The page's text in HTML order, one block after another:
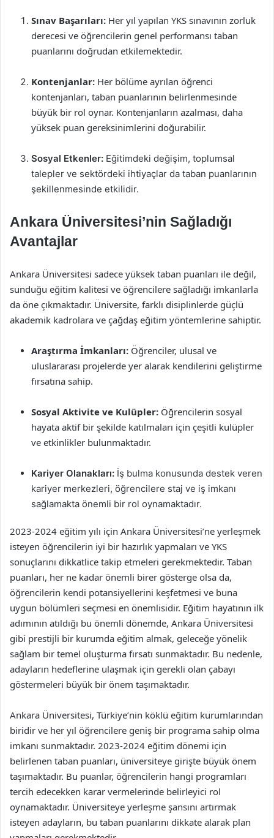
Sınav Başarıları: Her yıl yapılan YKS sınavının zorluk
derecesi ve öğrencilerin genel performansı taban
puanlarını doğrudan etkilemektedir.
Kontenjanlar: Her bölüme ayrılan öğrenci
kontenjanları, taban puanlarının belirlenmesinde
büyük bir rol oynar. Kontenjanların azalması, daha
yüksek puan gereksinimlerini doğurabilir.
Sosyal Etkenler: Eğitimdeki değişim, toplumsal
talepler ve sektördeki ihtiyaçlar da taban puanlarının
şekillenmesinde etkilidir.
Ankara Üniversitesi’nin Sağladığı
Avantajlar
Ankara Üniversitesi sadece yüksek taban puanları ile değil,
sunduğu eğitim kalitesi ve öğrencilere sağladığı imkanlarla
da öne çıkmaktadır. Üniversite, farklı disiplinlerde güçlü
akademik kadrolara ve çağdaş eğitim yöntemlerine sahiptir.
Araştırma İmkanları: Öğrenciler, ulusal ve
uluslararası projelerde yer alarak kendilerini geliştirme
fırsatına sahip.
Sosyal Aktivite ve Kulüpler: Öğrencilerin sosyal
hayata aktif bir şekilde katılmaları için çeşitli kulüpler
ve etkinlikler bulunmaktadır.
Kariyer Olanakları: İş bulma konusunda destek veren
kariyer merkezleri, öğrencilere staj ve iş imkanı
sağlamakta önemli bir rol oynamaktadır.
2023-2024 eğitim yılı için Ankara Üniversitesi’ne yerleşmek
isteyen öğrencilerin iyi bir hazırlık yapmaları ve YKS
sonuçlarını dikkatlice takip etmeleri gerekmektedir. Taban
puanları, her ne kadar önemli birer gösterge olsa da,
öğrencilerin kendi potansiyellerini keşfetmesi ve buna
uygun bölümleri seçmesi en önemlisidir. Eğitim hayatının ilk
adımının atıldığı bu önemli dönemde, Ankara Üniversitesi
gibi prestijli bir kurumda eğitim almak, geleceğe yönelik
sağlam bir temel oluşturma fırsatı sunmaktadır. Bu nedenle,
adayların hedeflerine ulaşmak için gerekli olan çabayı
göstermeleri büyük bir önem taşımaktadır.
Ankara Üniversitesi, Türkiye’nin köklü eğitim kurumlarından
biridir ve her yıl öğrencilere geniş bir programa sahip olma
imkanı sunmaktadır. 2023-2024 eğitim dönemi için
belirlenen taban puanları, üniversiteye girişte büyük önem
taşımaktadır. Bu puanlar, öğrencilerin hangi programları
tercih edecekken karar vermelerinde belirleyici rol
oynamaktadır. Üniversiteye yerleşme şansını artırmak
isteyen adayların, bu taban puanlarını dikkate alarak plan